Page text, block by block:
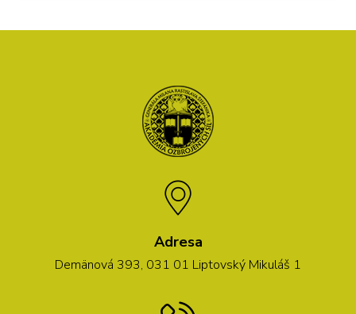
Adresa
Demänová 393, 031 01 Liptovský Mikuláš 1